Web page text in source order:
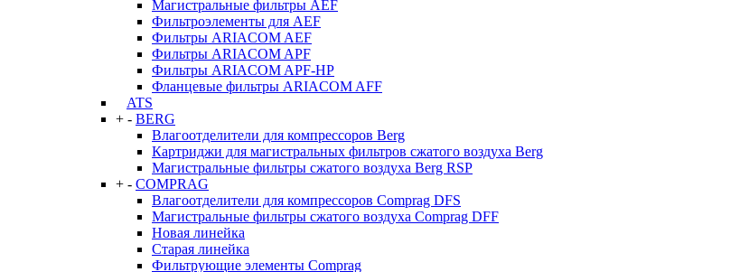
Магистральные фильтры AEF
Фильтроэлементы для AEF
Фильтры ARIACOM AEF
Фильтры ARIACOM APF
Фильтры ARIACOM APF-HP
Фланцевые фильтры ARIACOM AFF
ATS
+ - BERG
Влагоотделители для компрессоров Berg
Картриджи для магистральных фильтров сжатого воздуха Berg
Магистральные фильтры сжатого воздуха Berg RSP
+ - COMPRAG
Влагоотделители для компрессоров Comprag DFS
Магистральные фильтры сжатого воздуха Comprag DFF
Новая линейка
Старая линейка
Фильтрующие элементы Comprag